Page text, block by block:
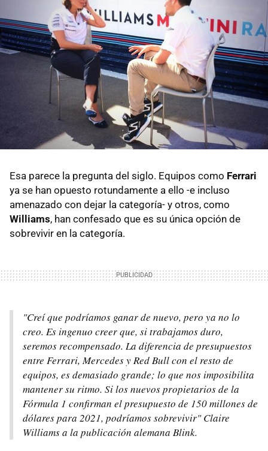
Esa parece la pregunta del siglo. Equipos como Ferrari
ya se han opuesto rotundamente a ello -e incluso
amenazado con dejar la categoría- y otros, como
Williams, han confesado que es su única opción de
sobrevivir en la categoría.
"Creí que podríamos ganar de nuevo, pero ya no lo
creo. Es ingenuo creer que, si trabajamos duro,
seremos recompensado. La diferencia de presupuestos
entre Ferrari, Mercedes y Red Bull con el resto de
equipos, es demasiado grande; lo que nos imposibilita
mantener su ritmo. Si los nuevos propietarios de la
Fórmula 1 confirman el presupuesto de 150 millones de
dólares para 2021, podríamos sobrevivir" Claire
Williams a la publicación alemana Blink.